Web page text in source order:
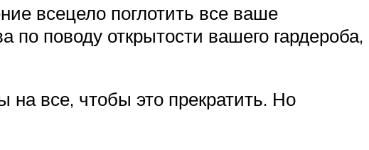
всецело поглотить все ваше
поводу открытости вашего гардероба,
на все, чтобы это прекратить. Но